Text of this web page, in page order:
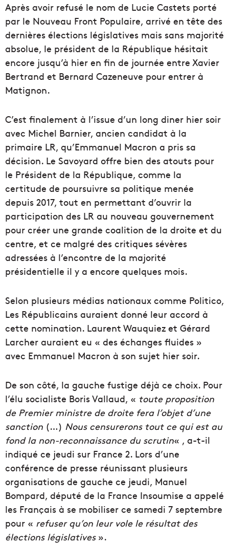
Après avoir refusé le nom de Lucie Castets porté
par le Nouveau Front Populaire, arrivé en tête des
dernières élections législatives mais sans majorité
absolue, le président de la République hésitait
encore jusqu’à hier en fin de journée entre Xavier
Bertrand et Bernard Cazeneuve pour entrer à
Matignon.
C’est finalement à l’issue d’un long diner hier soir
avec Michel Barnier, ancien candidat à la
primaire LR, qu’Emmanuel Macron a pris sa
décision. Le Savoyard offre bien des atouts pour
le Président de la République, comme la
certitude de poursuivre sa politique menée
depuis 2017, tout en permettant d’ouvrir la
participation des LR au nouveau gouvernement
pour créer une grande coalition de la droite et du
centre, et ce malgré des critiques sévères
adressées à l’encontre de la majorité
présidentielle il y a encore quelques mois.
Selon plusieurs médias nationaux comme Politico,
Les Républicains auraient donné leur accord à
cette nomination. Laurent Wauquiez et Gérard
Larcher auraient eu « des échanges fluides »
avec Emmanuel Macron à son sujet hier soir.
De son côté, la gauche fustige déjà ce choix. Pour
l’élu socialiste Boris Vallaud, « toute proposition
de Premier ministre de droite fera l’objet d’une
sanction (…) Nous censurerons tout ce qui est au
fond la non-reconnaissance du scrutin« , a-t-il
indiqué ce jeudi sur France 2. Lors d’une
conférence de presse réunissant plusieurs
organisations de gauche ce jeudi, Manuel
Bompard, député de la France Insoumise a appelé
les Français à se mobiliser ce samedi 7 septembre
pour « refuser qu’on leur vole le résultat des
élections législatives».